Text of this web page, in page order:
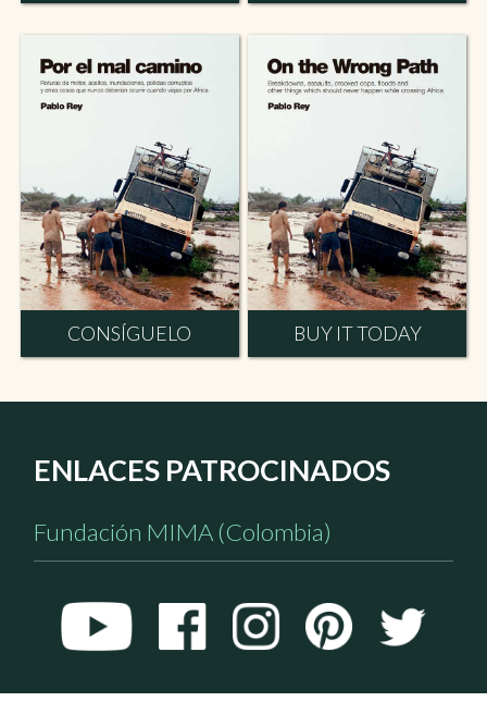
CONSÍGUELO BUY IT TODAY
ENLACES PATROCINADOS
Fundación MIMA (Colombia)